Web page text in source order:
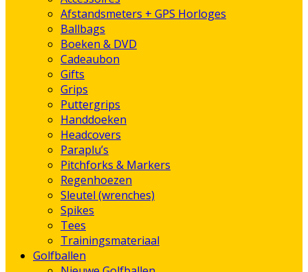
Afstandsmeters + GPS Horloges
Ballbags
Boeken & DVD
Cadeaubon
Gifts
Grips
Puttergrips
Handdoeken
Headcovers
Paraplu’s
Pitchforks & Markers
Regenhoezen
Sleutel (wrenches)
Spikes
Tees
Trainingsmateriaal
Golfballen